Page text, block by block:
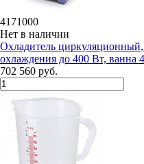
4171000
Нет в наличии
Охладитель
охлаждения до 400 Вт, ванна
702 560 руб.